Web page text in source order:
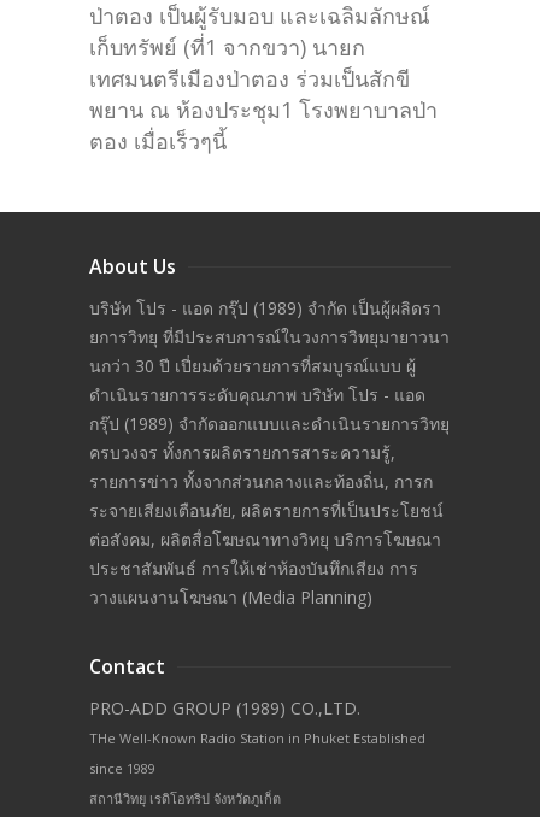
ป่าตอง เป็นผู้รับมอบ และเฉลิมลักษณ์
เก็บทรัพย์ (ที่1 จากขวา) นายก
เทศมนตรีเมืองป่าตอง ร่วมเป็นสักขี
พยาน ณ ห้องประชุม1 โรงพยาบาลป่า
ตอง เมื่อเร็วๆนี้
About Us
บริษัท โปร - แอด กรุ๊ป (1989) จำกัด เป็นผู้ผลิดรา
ยการวิทยุ ที่มีประสบการณ์ในวงการวิทยุมายาวนา
นกว่า 30 ปี เปี่ยมด้วยรายการที่สมบูรณ์แบบ ผู้
ดำเนินรายการระดับคุณภาพ บริษัท โปร - แอด
กรุ๊ป (1989) จำกัดออกแบบและดำเนินรายการวิทยุ
ครบวงจร ทั้งการผลิตรายการสาระความรู้,
รายการข่าว ทั้งจากส่วนกลางและท้องถิ่น, การก
ระจายเสียงเตือนภัย, ผลิตรายการที่เป็นประโยชน์
ต่อสังคม, ผลิตสื่อโฆษณาทางวิทยุ บริการโฆษณา
ประชาสัมพันธ์ การให้เช่าห้องบันทึกเสียง การ
วางแผนงานโฆษณา (Media Planning)
Contact
PRO-ADD GROUP (1989) CO.,LTD.
THe Well-Known Radio Station in Phuket Established
since 1989
สถานีวิทยุ เรดิโอทริป จังหวัดภูเก็ต